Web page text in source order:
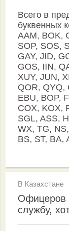
Всего в
буквенных
AAM, BOK,
SOP, SOS,
GAY, JID,
GOS, IIN,
XUY, JUN,
QOR, QYQ,
EBU, BOP,
COX, KOX,
SGL, ASS,
WX, TG,
BS, ST, BA,
В Казахстане
Офицеров
службу,